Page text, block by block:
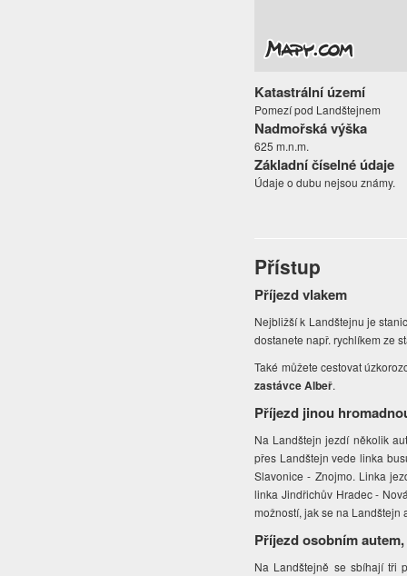
Katastrální území
Pomezí pod Landštejnem
Nadmořská výška
625 m.n.m.
Základní číselné údaje
Údaje o dubu nejsou známy.
Přístup
Příjezd vlakem
Nejbližší k Landštejnu je
dostanete např. rychlíkem ze
Také můžete cestovat
zastávce Albeř.
Příjezd jinou
Na Landštejn jezdí několik
přes Landštejn vede linka
Slavonice - Znojmo. Linka
linka Jindřichův Hradec -
možností, jak se na Landštejn
Příjezd osobním
Na Landštejně se sbíhají tři